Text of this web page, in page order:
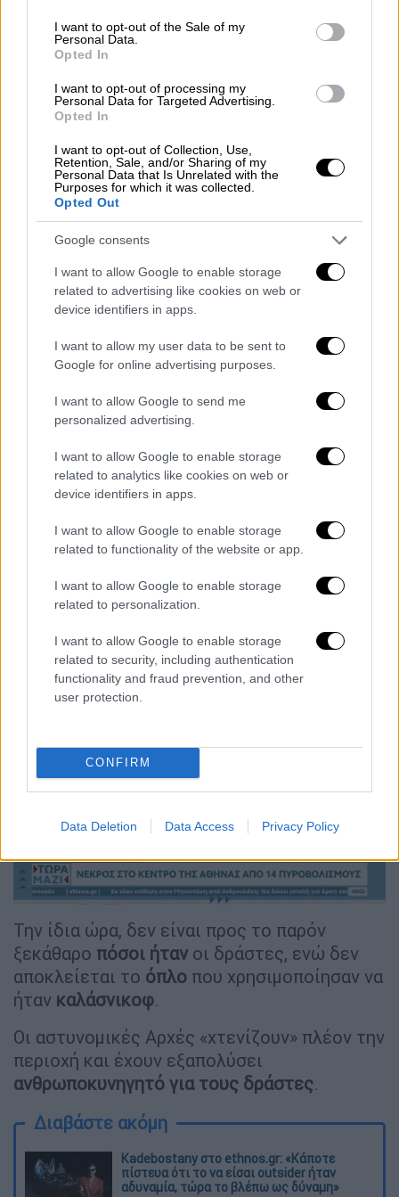
consent section.
I want to opt-out of the Sale of my
Personal Data.
Opted In
I want to opt-out of processing my
Personal Data for Targeted Advertising.
Opted In
I want to opt-out of Collection, Use,
Retention, Sale, and/or Sharing of my
Personal Data that Is Unrelated with the
Purposes for which it was collected.
Opted Out
Google consents
I want to allow Google to enable storage
related to advertising like cookies on web or
device identifiers in apps.
I want to allow my user data to be sent to
Google for online advertising purposes.
I want to allow Google to send me
personalized advertising.
I want to allow Google to enable storage
related to analytics like cookies on web or
device identifiers in apps.
I want to allow Google to enable storage
related to functionality of the website or app.
I want to allow Google to enable storage
related to personalization.
I want to allow Google to enable storage
related to security, including authentication
functionality and fraud prevention, and other
user protection.
CONFIRM
Data Deletion Data Access Privacy Policy
να αφορά «ξεκαθάρισμα» μελών της ίδιας
συμμορίας. Οι αστυνομικοί βρίσκονται στην
περιοχή και συλλέγουν μαρτυρίες και
βιντεοληπτικό υλικό.
Την ίδια ώρα, στο «φως» έρχεται
ντοκουμέντοαπό τη στιγμή που
εντοπίστηκε νεκρός ο άνδρας:
Κινητό και 5.000 ευρώ δίπλα στον
άνδρα που πυροβόλησαν
αστυνομικοί εντόπισαν δίπλα στο θύμα ένα
και το ποσό των
ευρώ . Μάλιστα, υπενθυμίζεται ότι
στο
σημείο βρέθηκαν και 14 κάλυκες
Παράλληλα, γίνεται γνωστό πως ο άνδρας
που έπεσε νεκρός, δεν φορούσεμπλούζα
Την ίδια ώρα, δεν είναι προς το παρόν
ξεκάθαρο πόσοι ήταν οι δράστες, ενώ δεν
αποκλείεται το όπλο που χρησιμοποίησαν να
ήταν καλάσνικοφ.
Οι αστυνομικές Αρχές «χτενίζουν» πλέον την
περιοχή και έχουν εξαπολύσει
ανθρωποκυνηγητό για τους δράστες.
Διαβάστε ακόμη
Kadebostany στο ethnos.gr: «Κάποτε
πίστευα ότι το να είσαι outsider ήταν
αδυναμία, τώρα το βλέπω ως δύναμη»